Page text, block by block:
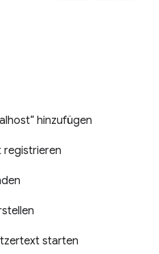
hinzufügen
registrieren
starten